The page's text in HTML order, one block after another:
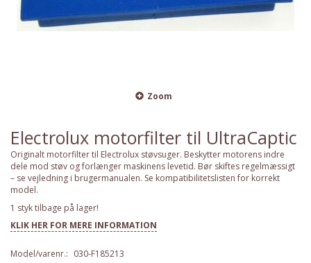
Zoom
Electrolux motorfilter til UltraCaptic
Originalt motorfilter til Electrolux støvsuger. Beskytter motorens indre
dele mod støv og forlænger maskinens levetid. Bør skiftes regelmæssigt
– se vejledning i brugermanualen. Se kompatibilitetslisten for korrekt
model.
1 styk tilbage på lager!
KLIK HER FOR MERE INFORMATION
Model/varenr.: 030-F185213